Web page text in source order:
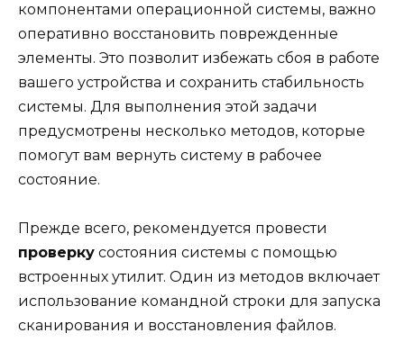
компонентами операционной системы, важно
оперативно восстановить поврежденные
элементы. Это позволит избежать сбоя в работе
вашего устройства и сохранить стабильность
системы. Для выполнения этой задачи
предусмотрены несколько методов, которые
помогут вам вернуть систему в рабочее
состояние.
Прежде всего, рекомендуется провести
проверку состояния системы с помощью
встроенных утилит. Один из методов включает
использование командной строки для запуска
сканирования и восстановления файлов.